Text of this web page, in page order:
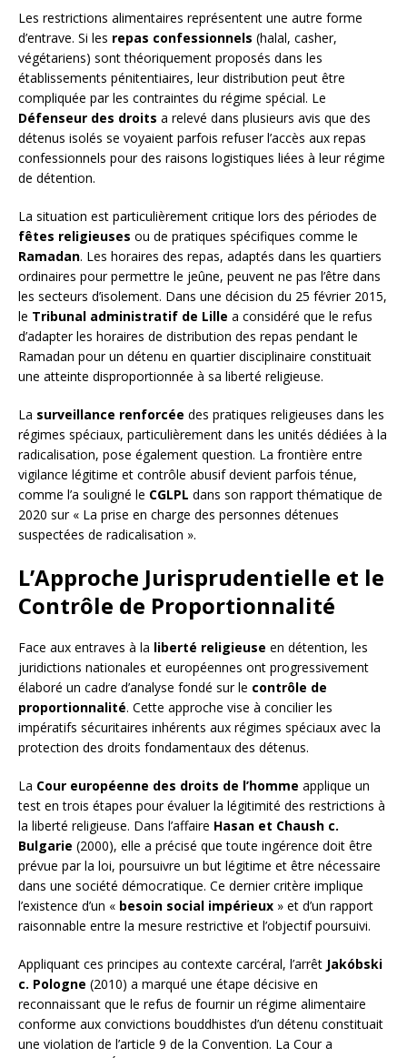
Les restrictions alimentaires représentent une autre forme
d’entrave. Si les repas confessionnels (halal, casher,
végétariens) sont théoriquement proposés dans les
établissements pénitentiaires, leur distribution peut être
compliquée par les contraintes du régime spécial. Le
Défenseur des droits a relevé dans plusieurs avis que des
détenus isolés se voyaient parfois refuser l’accès aux repas
confessionnels pour des raisons logistiques liées à leur régime
de détention.
La situation est particulièrement critique lors des périodes de
fêtes religieuses ou de pratiques spécifiques comme le
Ramadan. Les horaires des repas, adaptés dans les quartiers
ordinaires pour permettre le jeûne, peuvent ne pas l’être dans
les secteurs d’isolement. Dans une décision du 25 février 2015,
le Tribunal administratif de Lille a considéré que le refus
d’adapter les horaires de distribution des repas pendant le
Ramadan pour un détenu en quartier disciplinaire constituait
une atteinte disproportionnée à sa liberté religieuse.
La surveillance renforcée des pratiques religieuses dans les
régimes spéciaux, particulièrement dans les unités dédiées à la
radicalisation, pose également question. La frontière entre
vigilance légitime et contrôle abusif devient parfois ténue,
comme l’a souligné le CGLPL dans son rapport thématique de
2020 sur « La prise en charge des personnes détenues
suspectées de radicalisation ».
L’Approche Jurisprudentielle et le
Contrôle de Proportionnalité
Face aux entraves à la liberté religieuse en détention, les
juridictions nationales et européennes ont progressivement
élaboré un cadre d’analyse fondé sur le contrôle de
proportionnalité. Cette approche vise à concilier les
impératifs sécuritaires inhérents aux régimes spéciaux avec la
protection des droits fondamentaux des détenus.
La Cour européenne des droits de l’homme applique un
test en trois étapes pour évaluer la légitimité des restrictions à
la liberté religieuse. Dans l’affaire Hasan et Chaush c.
Bulgarie (2000), elle a précisé que toute ingérence doit être
prévue par la loi, poursuivre un but légitime et être nécessaire
dans une société démocratique. Ce dernier critère implique
l’existence d’un « besoin social impérieux » et d’un rapport
raisonnable entre la mesure restrictive et l’objectif poursuivi.
Appliquant ces principes au contexte carcéral, l’arrêt Jakóbski
c. Pologne (2010) a marqué une étape décisive en
reconnaissant que le refus de fournir un régime alimentaire
conforme aux convictions bouddhistes d’un détenu constituait
une violation de l’article 9 de la Convention. La Cour a